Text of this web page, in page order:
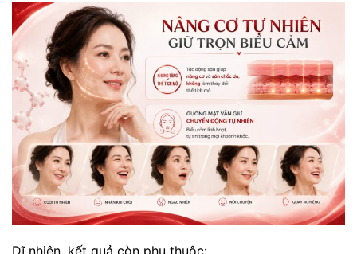
Dĩ nhiên, kết quả còn phụ thuộc: